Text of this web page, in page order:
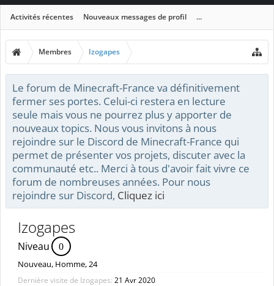
Activités récentes Nouveaux messages de profil ...
Membres Izogapes
Le forum de Minecraft-France va définitivement
fermer ses portes. Celui-ci restera en lecture
seule mais vous ne pourrez plus y apporter de
nouveaux topics. Nous vous invitons à nous
rejoindre sur le Discord de Minecraft-France qui
permet de présenter vos projets, discuter avec la
communauté etc.. Merci à tous d'avoir fait vivre ce
forum de nombreuses années. Pour nous
rejoindre sur Discord, Cliquez ici
Izogapes
Niveau 0
Nouveau, Homme, 24
Dernière visite de Izogapes: 21 Avr 2020